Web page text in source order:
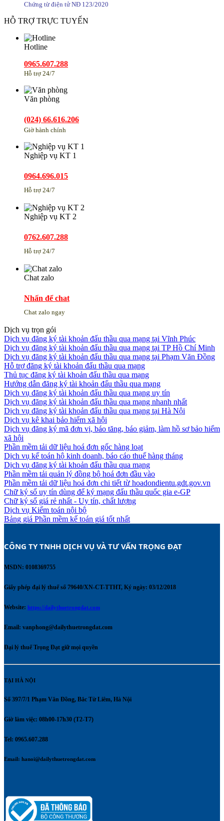
Chứng từ điện tử NĐ 123/2020
HỖ TRỢ TRỰC TUYẾN
Hotline
0965.607.288
Hỗ trợ 24/7
Văn phòng
(024) 66.616.206
Giờ hành chính
Nghiệp vụ KT 1
0964.696.015
Hỗ trợ 24/7
Nghiệp vụ KT 2
0762.607.288
Hỗ trợ 24/7
Chat zalo
Nhấn để chat
Chat zalo ngay
Dịch vụ trọn gói
Dịch vụ đăng ký tài khoản đấu thầu qua mạng tại Vĩnh Phúc
Dịch vụ đăng ký tài khoản đấu thầu qua mạng tại TP Hồ Chí Minh
Dịch vụ đăng ký tài khoản đấu thầu qua mạng tại Phạm Văn Đồng
Hỗ trợ đăng ký tài khoản đấu thầu qua mạng
Thủ tục đăng ký tài khoản đấu thầu qua mạng
Hướng dẫn đăng ký tài khoản đấu thầu qua mạng
Dịch vụ đăng ký tài khoản đấu thầu qua mạng uy tín
Dịch vụ đăng ký tài khoản đấu thầu qua mạng nhanh nhất
Dịch vụ đăng ký tài khoản đấu thầu qua mạng tại Hà Nội
Dịch vụ kê khai bảo hiểm xã hội
Dịch vụ đăng ký mã đơn vị, báo tăng, báo giảm, làm hồ sơ bảo hiểm
xã hội
Phần mềm tải dữ liệu hoá đơn gốc hàng loạt
Dịch vụ kế toán hộ kinh doanh, báo cáo thuế hàng tháng
Dịch vụ đăng ký tài khoản đấu thầu qua mạng
Phần mềm tải quản lý đồng bộ hoá đơn đầu vào
Phần mềm tải dữ liệu hoá đơn chi tiết từ hoadondientu.gdt.gov.vn
Chữ ký số uy tín dùng để ký mạng đấu thầu quốc gia e-GP
Chữ ký số giá rẻ nhất - Uy tín, chất lượng
Dịch vụ Kiểm toán nội bộ
Bảng giá Phần mềm kế toán giá tốt nhất
CÔNG TY TNHH DỊCH VỤ VÀ TƯ VẤN TRỌNG ĐẠT
MSDN: 0108369755
Giấy phép đại lý thuế số 79640/XN-CT-TTHT, Ký ngày: 03/12/2018
Website: https://dailythuetrongdat.com
Email: vanphong@dailythuetrongdat.com
Đại lý thuế Trọng Đạt giữ mọi quyền
TẠI HÀ NỘI
Số 397/7/1 Phạm Văn Đồng, Bắc Từ Liêm, Hà Nội
Giờ làm việc: 08h00-17h30 (T2-T7)
Tel: 0965.607.288
Email: hanoi@dailythuetrongdat.com